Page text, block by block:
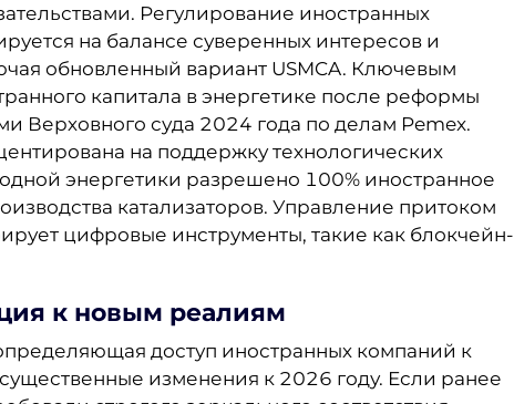
Регулирование иностранных
на балансе суверенных интересов и
обновленный вариант USMCA. Ключевым
капитала в энергетике после реформы
Верховного суда 2024 года по делам Pemex.
на поддержку технологических
энергетики разрешено 100% иностранное
катализаторов. Управление притоком
цифровые инструменты, такие как блокчейн-
к новым реалиям
доступ иностранных компаний к
изменения к 2026 году. Если ранее